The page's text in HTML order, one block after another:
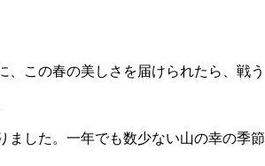
この春の美しさを届けられたら、戦う
ました。一年でも数少ない山の幸の季節